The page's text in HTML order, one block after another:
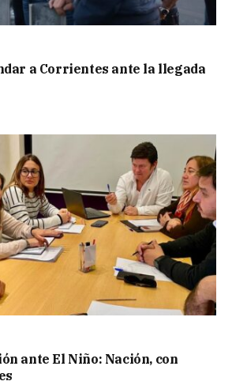
a Corrientes ante la llegada
ante El Niño: Nación, con